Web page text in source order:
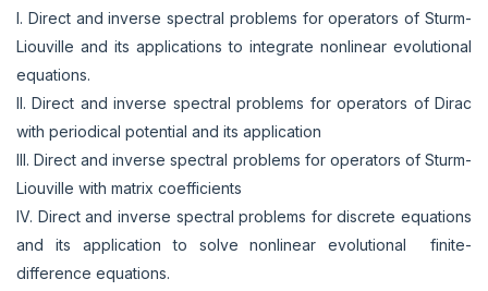
I. Direct and inverse spectral problems for operators of Sturm-
Liouville and its applications to integrate nonlinear evolutional
equations.
II. Direct and inverse spectral problems for operators of Dirac
with periodical potential and its application
III. Direct and inverse spectral problems for operators of Sturm-
Liouville with matrix coefficients
IV. Direct and inverse spectral problems for discrete equations
and its application to solve nonlinear evolutional finite-
difference equations.